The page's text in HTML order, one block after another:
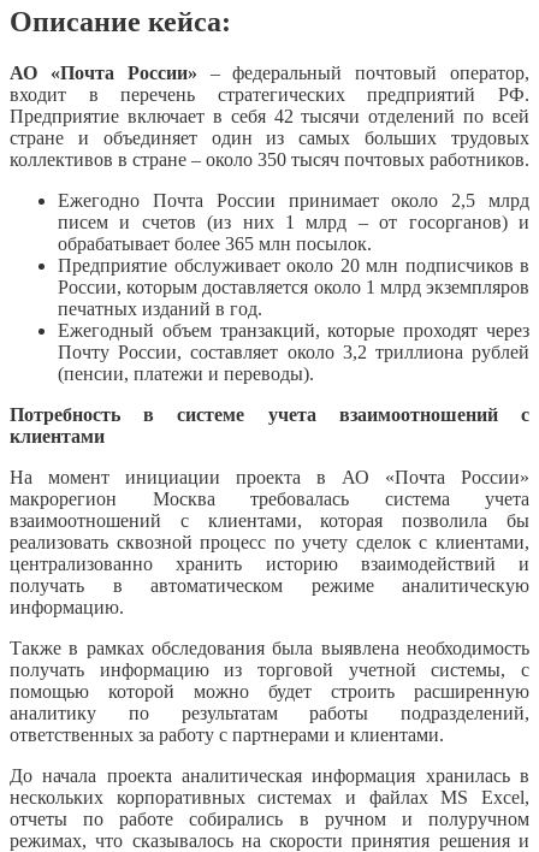
Описание кейса:
АО «Почта России» – федеральный почтовый оператор,
входит в перечень стратегических предприятий РФ.
Предприятие включает в себя 42 тысячи отделений по всей
стране и объединяет один из самых больших трудовых
коллективов в стране – около 350 тысяч почтовых работников.
Ежегодно Почта России принимает около 2,5 млрд
писем и счетов (из них 1 млрд – от госорганов) и
обрабатывает более 365 млн посылок.
Предприятие обслуживает около 20 млн подписчиков в
России, которым доставляется около 1 млрд экземпляров
печатных изданий в год.
Ежегодный объем транзакций, которые проходят через
Почту России, составляет около 3,2 триллиона рублей
(пенсии, платежи и переводы).
Потребность в системе учета взаимоотношений с
клиентами
На момент инициации проекта в АО «Почта России»
макрорегион Москва требовалась система учета
взаимоотношений с клиентами, которая позволила бы
реализовать сквозной процесс по учету сделок с клиентами,
централизованно хранить историю взаимодействий и
получать в автоматическом режиме аналитическую
информацию.
Также в рамках обследования была выявлена необходимость
получать информацию из торговой учетной системы, с
помощью которой можно будет строить расширенную
аналитику по результатам работы подразделений,
ответственных за работу с партнерами и клиентами.
До начала проекта аналитическая информация хранилась в
нескольких корпоративных системах и файлах MS Excel,
отчеты по работе собирались в ручном и полуручном
режимах, что сказывалось на скорости принятия решения и